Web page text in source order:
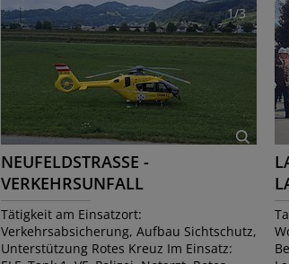
1/3
NEUFELDSTRASSE -
VERKEHRSUNFALL
TRANSPORTER GEGEN FAHR…
Tätigkeit am Einsatzort:
Verkehrsabsicherung, Aufbau Sichtschutz,
Unterstützung Rotes Kreuz Im Einsatz: